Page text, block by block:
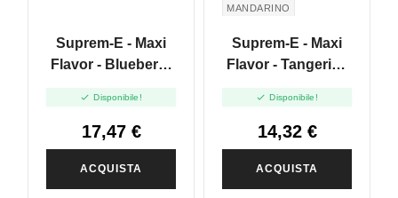
Suprem-E - Maxi
Flavor - Blueberry
- 20ml
 Disponibile!
17,47 €
ACQUISTA
MANDARINO
Suprem-E - Maxi
Flavor - Tangerine
- 20ml
 Disponibile!
14,32 €
ACQUISTA